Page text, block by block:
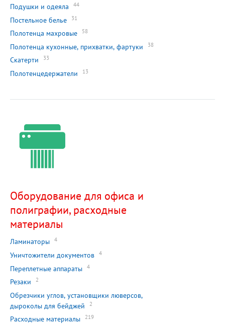
Подушки и одеяла 44
Постельное белье 31
Полотенца махровые 58
Полотенца кухонные, прихватки, фартуки 38
Скатерти 33
Полотенцедержатели 13
Оборудование для офиса и
полиграфии, расходные
материалы
Ламинаторы 4
Уничтожители документов 4
Переплетные аппараты 4
Резаки 2
Обрезчики углов, установщики люверсов,
дыроколы для бейджей
2
Расходные материалы 219